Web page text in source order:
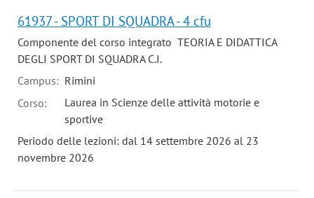
61937 - SPORT DI SQUADRA - 4 cfu
Componente del corso integrato TEORIA E DIDATTICA
DEGLI SPORT DI SQUADRA C.I.
Campus: Rimini
Corso:
Laurea in Scienze delle attività motorie e
sportive
Periodo delle lezioni: dal 14 settembre 2026 al 23
novembre 2026